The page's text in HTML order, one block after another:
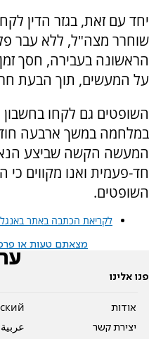
יחד עם זאת, בגזר הדין
שוחרר מצה"ל, ללא עבר
הראשונה בעבירה, חסך
על המעשים, תוך הבעת
השופטים גם לקחו
במלחמה במשך ארבעה
המעשה הקשה שביצע
חד-פעמית ואנו מקווים
השופטים.
לקריאת הכתבה באתר
מצאתם טעות או
פנו אלינו
אודות
יצירת קשר
عربية